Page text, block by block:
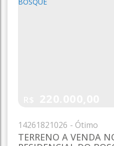
TERRENO A VENDA
14261821026